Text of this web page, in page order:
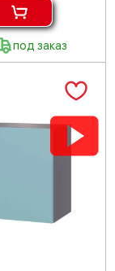
под заказ